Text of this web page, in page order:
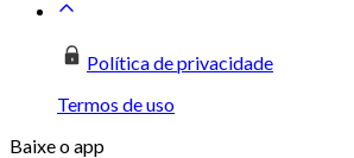
Política de privacidade
Termos de uso
Baixe o app